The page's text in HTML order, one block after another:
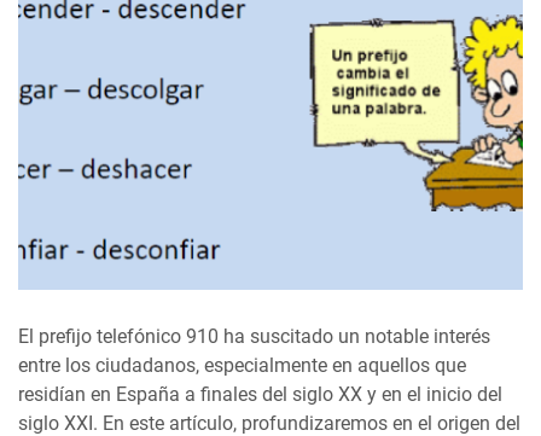
El prefijo telefónico 910 ha suscitado un notable interés
entre los ciudadanos, especialmente en aquellos que
residían en España a finales del siglo XX y en el inicio del
siglo XXI. En este artículo, profundizaremos en el origen del